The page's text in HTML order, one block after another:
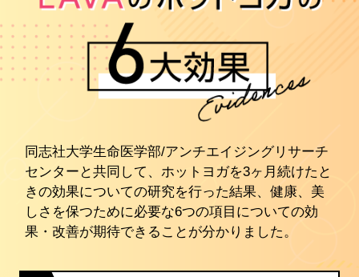
同志社大学生命医学部/アンチエイジングリサーチ
センターと共同して、ホットヨガを3ヶ月続けたと
きの効果についての研究を行った結果、健康、美
しさを保つために必要な6つの項目についての効
果・改善が期待できることが分かりました。